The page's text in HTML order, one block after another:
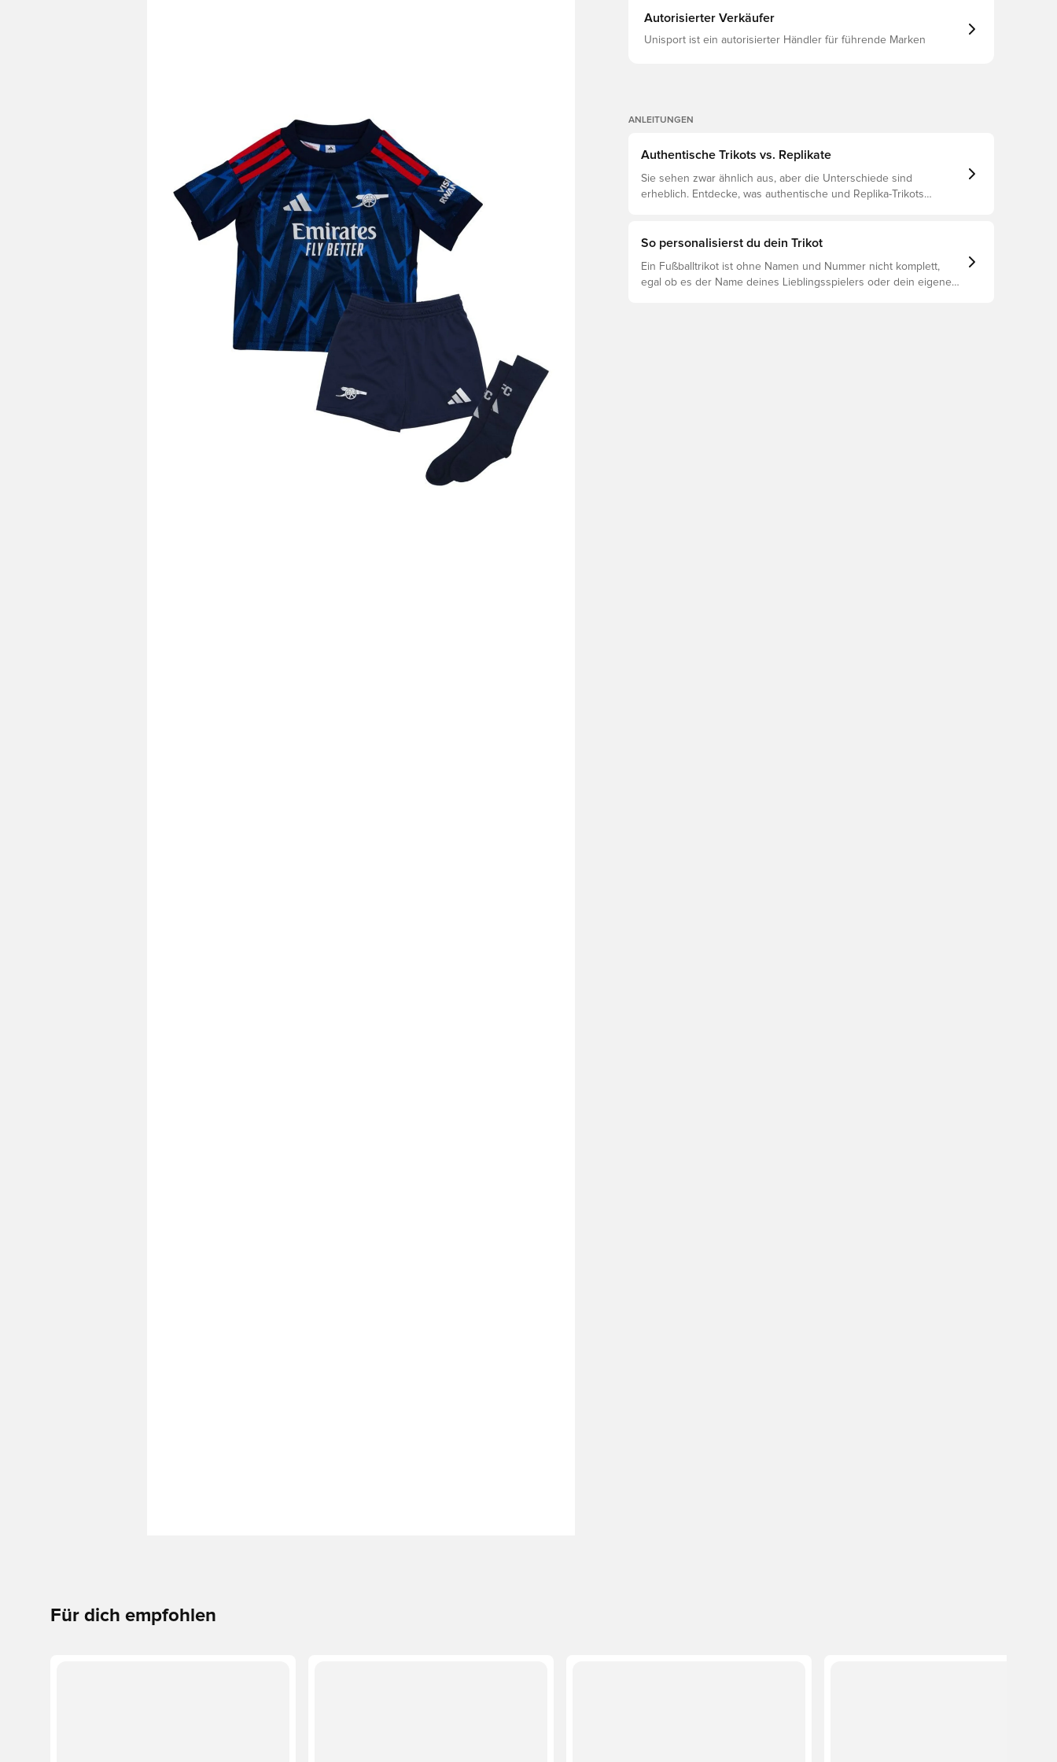
Autorisierter Verkäufer
Unisport ist ein autorisierter Händler für führende Marken
ANLEITUNGEN
Authentische Trikots vs. Replikate
Sie sehen zwar ähnlich aus, aber die Unterschiede sind
erheblich. Entdecke, was authentische und Replika-Trikots
So personalisierst du dein Trikot
Ein Fußballtrikot ist ohne Namen und Nummer nicht komplett,
egal ob es der Name deines Lieblingsspielers oder dein eigener
Für dich empfohlen